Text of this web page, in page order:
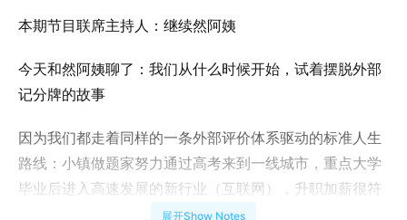
本期节目联席主持人：继续然阿姨
今天和然阿姨聊了：我们从什么时候开始，试着摆脱外部
记分牌的故事
因为我们都走着同样的一条外部评价体系驱动的标准人生
路线：小镇做题家努力通过高考来到一线城市，重点大学
毕业后进入高速发展的新行业（互联网），升职加薪很符
合标准奋斗人生的叙事——直到有一天，这张外部记分牌
展开Show Notes